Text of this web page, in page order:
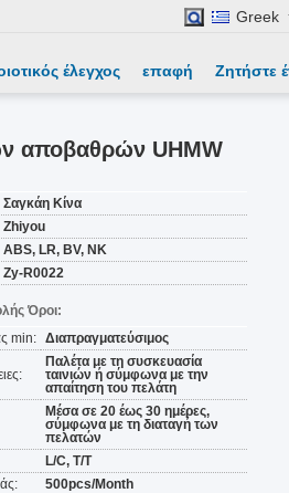
Greek
έλεγχος επαφή Ζητήστε
αποβαθρών UHMW
Σαγκάη Κίνα
Zhiyou
ABS, LR, BV, NK
Zy-R0022
Όροι:
min: Διαπραγματεύσιμος
Παλέτα με τη συσκευασία
ταινιών ή σύμφωνα με την
απαίτηση του πελάτη
Μέσα σε 20 έως 30 ημέρες,
σύμφωνα με τη διαταγή των
πελατών
L/C, T/T
500pcs/Month